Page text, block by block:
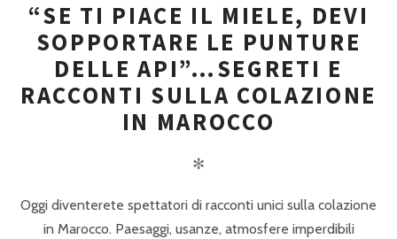
“SE TI PIACE IL MIELE, DEVI
SOPPORTARE LE PUNTURE
DELLE API”…SEGRETI E
RACCONTI SULLA COLAZIONE
IN MAROCCO
✻
Oggi diventerete spettatori di racconti unici sulla colazione
in Marocco. Paesaggi, usanze, atmosfere imperdibili